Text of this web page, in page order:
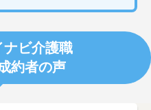
ナビ介護職
約者の声